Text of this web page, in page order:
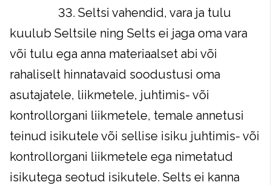
33. Seltsi vahendid, vara ja tulu
kuulub Seltsile ning Selts ei jaga oma vara
või tulu ega anna materiaalset abi või
rahaliselt hinnatavaid soodustusi oma
asutajatele, liikmetele, juhtimis- või
kontrollorgani liikmetele, temale annetusi
teinud isikutele või sellise isiku juhtimis- või
kontrollorgani liikmetele ega nimetatud
isikutega seotud isikutele. Selts ei kanna